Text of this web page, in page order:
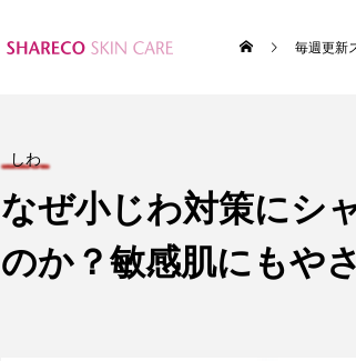
毎週更新
しわ
なぜ小じわ対策にシ
のか？敏感肌にもや